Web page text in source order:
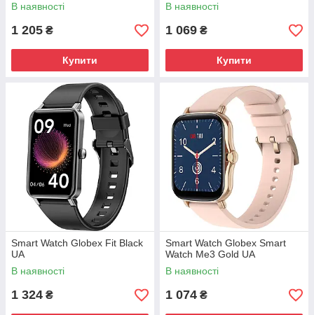
В наявності
1 205 ₴
Купити
В наявності
1 069 ₴
Купити
Smart Watch Globex Fit Black
UA
В наявності
1 324 ₴
Smart Watch Globex Smart
Watch Me3 Gold UA
В наявності
1 074 ₴